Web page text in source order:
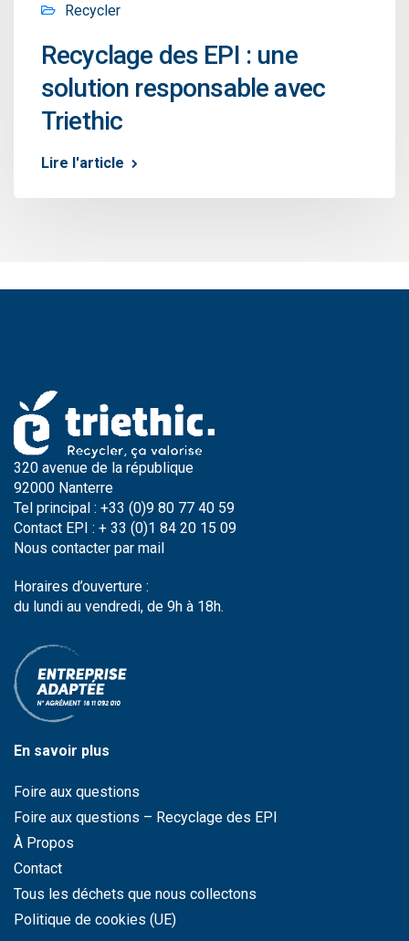
Recycler
Recyclage des EPI : une
solution responsable avec
Triethic
Lire l'article
320 avenue de la république
92000 Nanterre
Tel principal : +33 (0)9 80 77 40 59
Contact EPI : + 33 (0)1 84 20 15 09
Nous contacter par mail
Horaires d’ouverture :
du lundi au vendredi, de 9h à 18h.
En savoir plus
Foire aux questions
Foire aux questions – Recyclage des EPI
À Propos
Contact
Tous les déchets que nous collectons
Politique de cookies (UE)